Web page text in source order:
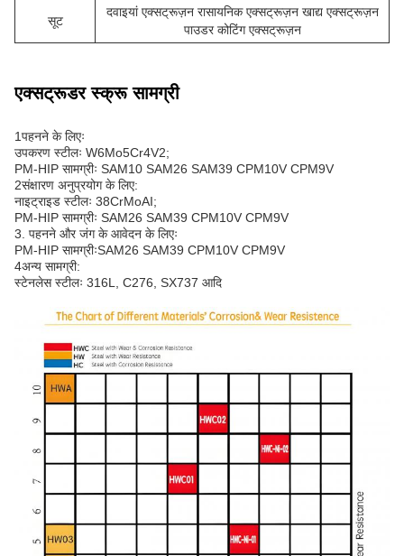
सूट
दवाइयां एक्सट्रूज़न रासायनिक एक्सट्रूज़न खाद्य एक्सट्रूज़न
पाउडर कोटिंग एक्सट्रूज़न
एक्सट्रूडर स्क्रू सामग्री
1पहनने के लिएः
उपकरण स्टीलः W6Mo5Cr4V2;
PM-HIP सामग्रीः SAM10 SAM26 SAM39 CPM10V CPM9V
2संक्षारण अनुप्रयोग के लिए:
नाइट्राइड स्टीलः 38CrMoAI;
PM-HIP सामग्रीः SAM26 SAM39 CPM10V CPM9V
3. पहनने और जंग के आवेदन के लिएः
PM-HIP सामग्रीःSAM26 SAM39 CPM10V CPM9V
4अन्य सामग्री:
स्टेनलेस स्टीलः 316L, C276, SX737 आदि